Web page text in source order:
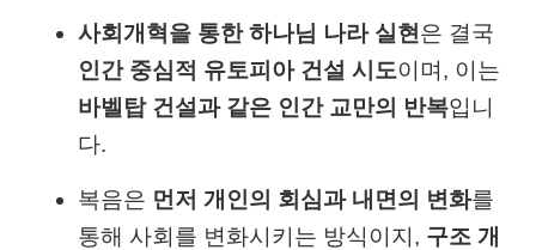
사회개혁을 통한 하나님 나라 실현 은 결국
인간 중심적 유토피아 건설 시도이며, 이는
바벨탑 건설과 같은 인간 교만의 반복입니
다.
복음은 먼저 개인의 회심과 내면의 변화를
통해 사회를 변화시키는 방식이지, 구조 개